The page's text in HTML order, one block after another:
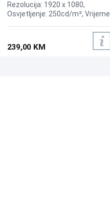
Rezolucija: 1920 x 1080,
Osvjetljenje: 250cd/m², Vrijeme
239,00 KM